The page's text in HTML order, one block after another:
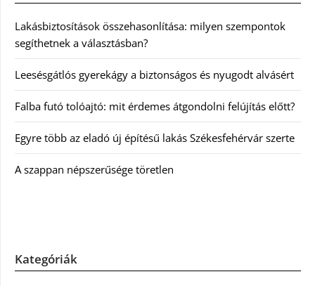
Lakásbiztosítások összehasonlítása: milyen szempontok
segíthetnek a választásban?
Leesésgátlós gyerekágy a biztonságos és nyugodt alvásért
Falba futó tolóajtó: mit érdemes átgondolni felújítás előtt?
Egyre több az eladó új építésű lakás Székesfehérvár szerte
A szappan népszerűsége töretlen
Kategóriák